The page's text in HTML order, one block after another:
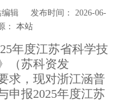
辑 发布时间： 2026-06-
本站
年度江苏省科学技
（苏科资发
求，现对浙江涵普
申报2025年度江苏